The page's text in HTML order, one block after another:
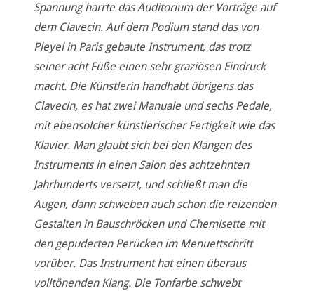
Spannung harrte das Auditorium der Vorträge auf
dem Clavecin. Auf dem Podium stand das von
Pleyel in Paris gebaute Instrument, das trotz
seiner acht Füße einen sehr graziösen Eindruck
macht. Die Künstlerin handhabt übrigens das
Clavecin, es hat zwei Manuale und sechs Pedale,
mit ebensolcher künstlerischer Fertigkeit wie das
Klavier. Man glaubt sich bei den Klängen des
Instruments in einen Salon des achtzehnten
Jahrhunderts versetzt, und schließt man die
Augen, dann schweben auch schon die reizenden
Gestalten in Bauschröcken und Chemisette mit
den gepuderten Perücken im Menuettschritt
vorüber. Das Instrument hat einen überaus
volltönenden Klang. Die Tonfarbe schwebt